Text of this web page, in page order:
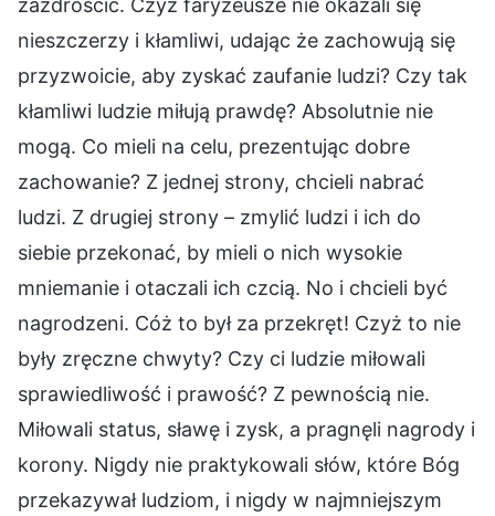
nieszczerzy i kłamliwi, udając że zachowują się
przyzwoicie, aby zyskać zaufanie ludzi? Czy tak
kłamliwi ludzie miłują prawdę? Absolutnie nie
mogą. Co mieli na celu, prezentując dobre
zachowanie? Z jednej strony, chcieli nabrać
ludzi. Z drugiej strony – zmylić ludzi i ich do
siebie przekonać, by mieli o nich wysokie
mniemanie i otaczali ich czcią. No i chcieli być
nagrodzeni. Cóż to był za przekręt! Czyż to nie
były zręczne chwyty? Czy ci ludzie miłowali
sprawiedliwość i prawość? Z pewnością nie.
Miłowali status, sławę i zysk, a pragnęli nagrody i
korony. Nigdy nie praktykowali słów, które Bóg
przekazywał ludziom, i nigdy w najmniejszym